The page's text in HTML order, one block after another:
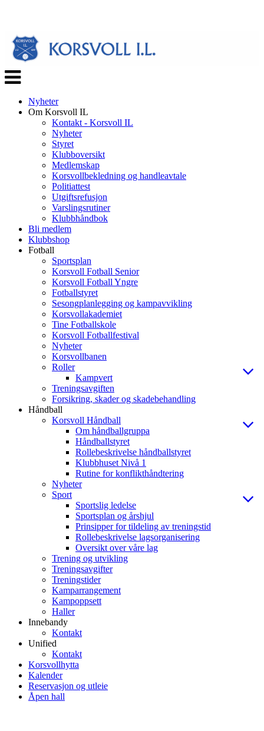
Veksle
navigasjon
Nyheter
Om Korsvoll IL
Kontakt - Korsvoll IL
Nyheter
Styret
Klubboversikt
Medlemskap
Korsvollbekledning og handleavtale
Politiattest
Utgiftsrefusjon
Varslingsrutiner
Klubbhåndbok
Bli medlem
Klubbshop
Fotball
Sportsplan
Korsvoll Fotball Senior
Korsvoll Fotball Yngre
Fotballstyret
Sesongplanlegging og kampavvikling
Korsvollakademiet
Tine Fotballskole
Korsvoll Fotballfestival
Nyheter
Korsvollbanen
Roller
Kampvert
Treningsavgiften
Forsikring, skader og skadebehandling
Håndball
Korsvoll Håndball
Om håndballgruppa
Håndballstyret
Rollebeskrivelse håndballstyret
Klubbhuset Nivå 1
Rutine for konflikthåndtering
Nyheter
Sport
Sportslig ledelse
Sportsplan og årshjul
Prinsipper for tildeling av treningstid
Rollebeskrivelse lagsorganisering
Oversikt over våre lag
Trening og utvikling
Treningsavgifter
Treningstider
Kamparrangement
Kampoppsett
Haller
Innebandy
Kontakt
Unified
Kontakt
Korsvollhytta
Kalender
Reservasjon og utleie
Åpen hall